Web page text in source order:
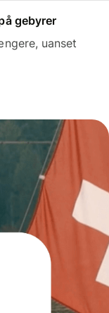
gebyrer
uanset